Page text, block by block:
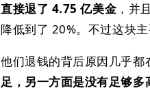
直接退了 4.75 亿美金 ，并
降低到了 20%。不过这块
他们退钱的背后原因几乎
足，另一方面是没有足够